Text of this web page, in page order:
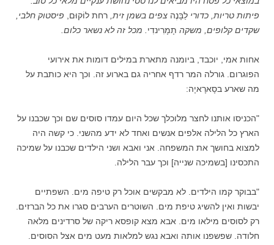
פיתות טריות, כדורי לַבָּנֶה צפים בשמן זית, רחת לוֹקוּם, פיסטוק חלבי,
שקדים קלופים, משקה תָמָרִינדִי. מכל זה לא נשאר כלום.
אחות אמי, יוכבד, ביומנה מתארת במילים דומות את אירועי
הפוגרום. גורלה המר רדף אחריה גם בארוע זה. וכך היא כותבת על
מה שארע בסָארָאיָה:
"הכניסו אותנו לחצר מלוכלך שכל היום עמדו סוסים שם וכך שכבנו על
הארץ כל הלילה אלפים אנשים ואחד לא ידע מהשני. כי קשה היה
למצוא בחושך את המשפחה. אני ואבא ושני הילדים שכבנו על שמיכה
התכסינו [בשמיכה שנייה] וכך עבר הלילה.
"בבוקר קמו הילדים. לא מבקשים אוכל רק טיפה מים. השפתיים
יבשות ואין להשיג טיפת מים. השוטרים הערבים סגרו את כל הברזים.
רק לסוסים מילאו מים. אבא מצא קופסא ריקה של סרדינים מלאה
חלודה. שפשפנו אותה ואבא נגש למלאות מעט מים אצל הסוסים.